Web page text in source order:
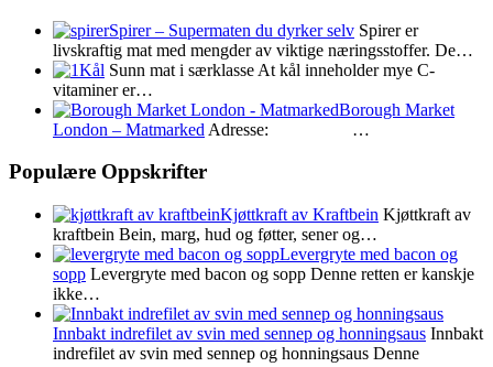
Spirer – Supermaten du dyrker selv Spirer er
livskraftig mat med mengder av viktige næringsstoffer. De…
Kål Sunn mat i særklasse At kål inneholder mye C-
vitaminer er…
Borough Market
London – Matmarked Adresse: …
Populære Oppskrifter
Kjøttkraft av Kraftbein Kjøttkraft av
kraftbein Bein, marg, hud og føtter, sener og…
Levergryte med bacon og
sopp Levergryte med bacon og sopp Denne retten er kanskje
ikke…
Innbakt indrefilet av svin med sennep og honningsaus Innbakt
indrefilet av svin med sennep og honningsaus Denne